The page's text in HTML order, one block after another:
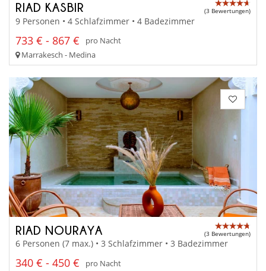
RIAD KASBIR (3 Bewertungen)
9 Personen • 4 Schlafzimmer • 4 Badezimmer
733 € - 867 €
pro Nacht
Marrakesch - Medina
RIAD NOURAYA (3 Bewertungen)
6 Personen (7 max.) • 3 Schlafzimmer • 3 Badezimmer
340 € - 450 €
pro Nacht